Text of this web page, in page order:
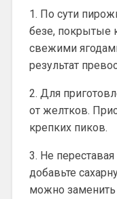
1. По сути
безе, покрытые
свежими
результат
2. Для
от желтков.
крепких пиков.
3. Не
добавьте
можно